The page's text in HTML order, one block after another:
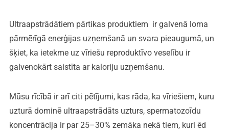
Ultraapstrādātiem pārtikas produktiem ir galvenā loma
pārmērīgā enerģijas uzņemšanā un svara pieaugumā, un
šķiet, ka ietekme uz vīriešu reproduktīvo veselību ir
galvenokārt saistīta ar kaloriju uzņemšanu.
Mūsu rīcībā ir arī citi pētījumi, kas rāda, ka vīriešiem, kuru
uzturā dominē ultraapstrādāts uzturs, spermatozoīdu
koncentrācija ir par 25–30% zemāka nekā tiem, kuri ēd